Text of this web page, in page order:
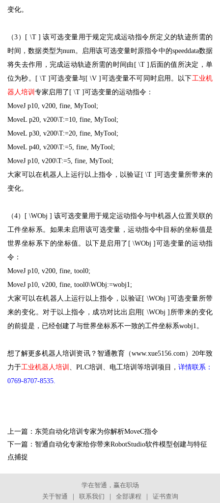
变化。
（3）[ \T ] 该可选变量用于规定完成运动指令所定义的轨迹所需的
时间，数据类型为num。启用该可选变量时原指令中的speeddata数据
将失去作用，完成运动轨迹所需的时间由[ \T ]后面的值所决定，单
位为秒。[ \T ]可选变量与[ \V ]可选变量不可同时启用。以下工业机
器人培训 专家启用了[ \T ]可选变量的运动指令：
MoveJ p10, v200, fine, MyTool;
MoveL p20, v200\T:=10, fine, MyTool;
MoveL p30, v200\T:=20, fine, MyTool;
MoveL p40, v200\T:=5, fine, MyTool;
MoveJ p10, v200\T:=5, fine, MyTool;
大家可以在机器人上运行以上指令，以验证[ \T ]可选变量所带来的
变化。
（4）[ \WObj ] 该可选变量用于规定运动指令与中机器人位置关联的
工件坐标系。如果未启用该可选变量，运动指令中目标的坐标值是
世界坐标系下的坐标值。以下是启用了[ \WObj ]可选变量的运动指
令：
MoveJ p10, v200, fine, tool0;
MoveJ p10, v200, fine, tool0\WObj:=wobj1;
大家可以在机器人上运行以上指令，以验证[ \WObj ]可选变量所带
来的变化。对于以上指令，成功对比出启用[ \WObj ]所带来的变化
的前提是，已经创建了与世界坐标系不一致的工件坐标系wobj1。
想了解更多机器人培训资讯？智通教育（www.xue5156.com）20年致
力于工业机器人培训 、PLC培训、电工培训等培训项目， 详情联系：
0769-8707-8535.
上一篇： 东莞自动化培训专家为你解析MoveC指令
下一篇： 智通自动化专家给你带来RobotStudio软件模型创建与特征
点捕捉
学在智通，赢在职场
关于智通
｜ 联系我们 ｜ 全部课程 ｜ 证书查询